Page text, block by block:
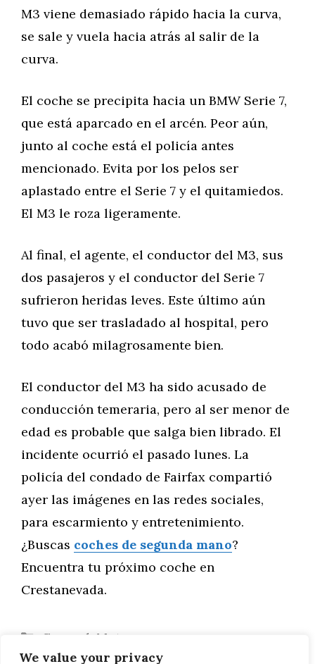
We value your privacy
M3 viene demasiado rápido hacia la curva,
se sale y vuela hacia atrás al salir de la
curva.
El coche se precipita hacia un BMW Serie 7,
que está aparcado en el arcén. Peor aún,
junto al coche está el policía antes
mencionado. Evita por los pelos ser
aplastado entre el Serie 7 y el quitamiedos.
El M3 le roza ligeramente.
Al final, el agente, el conductor del M3, sus
dos pasajeros y el conductor del Serie 7
sufrieron heridas leves. Este último aún
tuvo que ser trasladado al hospital, pero
todo acabó milagrosamente bien.
El conductor del M3 ha sido acusado de
conducción temeraria, pero al ser menor de
edad es probable que salga bien librado. El
incidente ocurrió el pasado lunes. La
policía del condado de Fairfax compartió
ayer las imágenes en las redes sociales,
para escarmiento y entretenimiento.
¿Buscas coches de segunda mano?
Encuentra tu próximo coche en
Crestanevada.
Categorías
General Motor
Hay otro nuevo equipo de F1 que quiere